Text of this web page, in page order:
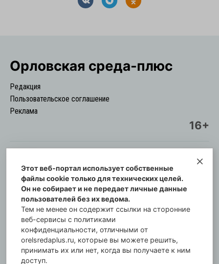
Орловская cреда-плюс
Редакция
Пользовательское соглашение
Реклама
16+
© Информационный городской портал
Орловская cреда-плюс, 2021-2026
Свидетельство о регистрации СМИ: ПИ №57-
00254 от 29 октября 2013 г.
Газета зарегистрирована Управлением
Федеральной службы по надзору в сфере связи,
информационных технологий и массовых
коммуникаций по Орловской области.
Этот веб-портал использует собственные
файлы cookie только для технических целей.
Он не собирает и не передает личные данные
пользователей без их ведома.
Тем не менее он содержит ссылки на сторонние
веб-сервисы с политиками
конфиденциальности, отличными от
orelsredaplus.ru, которые вы можете решить,
принимать их или нет, когда вы получаете к ним
доступ.